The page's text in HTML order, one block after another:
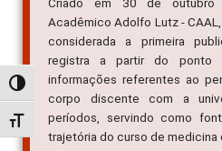
Alternar alto contraste
Alternar tamanho da fonte
Acadêmico Adolfo Lutz -
considerada a primeira
registra a partir do ponto
informações referentes ao
corpo discente com a
períodos, servindo como
trajetória do curso de medicina